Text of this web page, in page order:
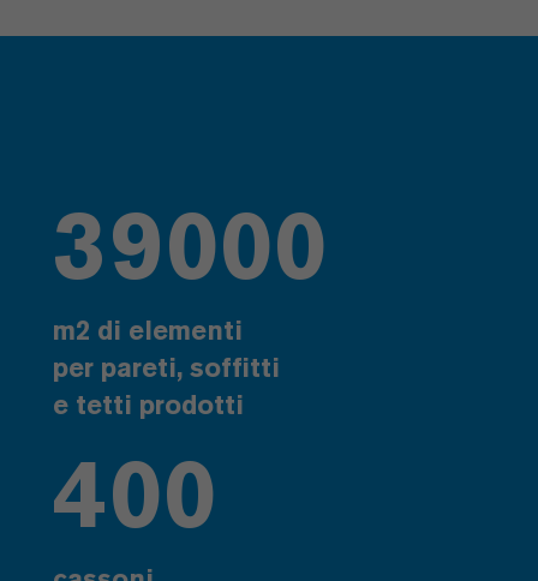
39000
m2 di elementi
per pareti, soffitti
e tetti prodotti
400